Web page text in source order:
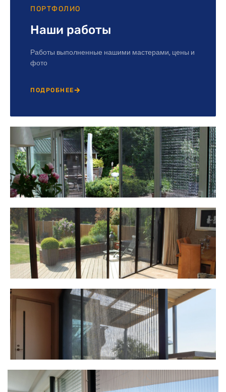
ПОРТФОЛИО
Наши работы
Работы выполненные нашими мастерами, цены и
фото
ПОДРОБНЕЕ